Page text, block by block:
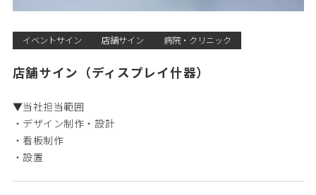
イベントサイン 店舗サイン 病院・クリニック
店舗サイン（ディスプレイ什器）
▼当社担当範囲
・デザイン制作・設計
・看板制作
・設置